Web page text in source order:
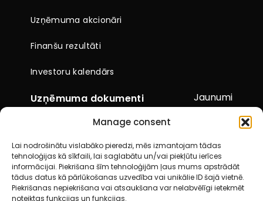
Manage consent
Lai nodrošinātu vislabāko pieredzi, mēs izmantojam tādas
tehnoloģijas kā sīkfaili, lai saglabātu un/vai piekļūtu ierīces
informācijai. Piekrišana šīm tehnoloģijām ļaus mums apstrādāt
tādus datus kā pārlūkošanas uzvedība vai unikālie ID šajā vietnē.
Piekrišanas nepiekrišana vai atsaukšana var nelabvēlīgi ietekmēt
noteiktas funkcijas un funkcijas.
Uzņēmuma akcionāri
Finanšu rezultāti
Investoru kalendārs
Uzņēmuma dokumenti
Citi dokumenti
Pārskati un paziņojumi
Akcionāru kopsapulces
Jaunumi